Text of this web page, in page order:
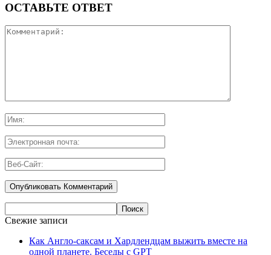
ОСТАВЬТЕ ОТВЕТ
Свежие записи
Как Англо-саксам и Хардлендцам выжить вместе на
одной планете. Беседы с GPT